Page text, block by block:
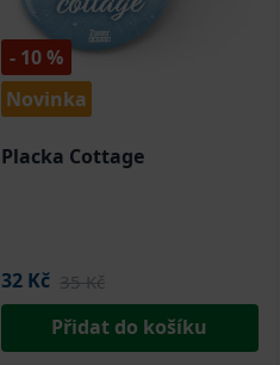
- 10 %
Novinka
Placka Cottage
32 Kč 35 Kč
Přidat do košíku